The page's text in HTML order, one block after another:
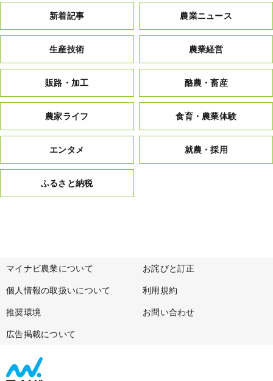
新着記事 農業ニュース
生産技術 農業経営
販路・加工 酪農・畜産
農家ライフ 食育・農業体験
エンタメ 就農・採用
ふるさと納税
マイナビ農業について お詫びと訂正
個人情報の取扱いについて 利用規約
推奨環境 お問い合わせ
広告掲載について